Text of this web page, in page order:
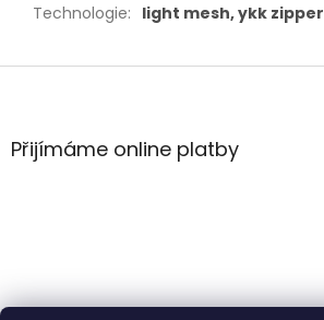
Technologie: light mesh, ykk zipper
Z
aPřijímáme online platby